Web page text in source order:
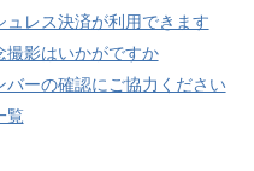
レス決済が利用できます
撮影はいかがですか
ーの確認にご協力ください
覧